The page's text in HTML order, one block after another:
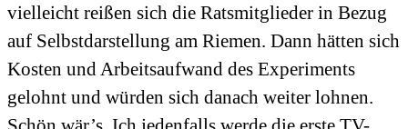
vielleicht reißen sich die Ratsmitglieder in Bezug
auf Selbstdarstellung am Riemen. Dann hätten sich
Kosten und Arbeitsaufwand des Experiments
gelohnt und würden sich danach weiter lohnen.